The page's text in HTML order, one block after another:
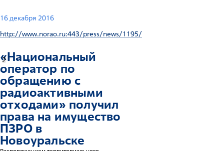
16 декабря 2016
http://www.norao.ru:443/press/news/1195/
2
«Национальный
оператор по
обращению с
радиоактивными
отходами» получил
права на имущество
ПЗРО в
Новоуральске